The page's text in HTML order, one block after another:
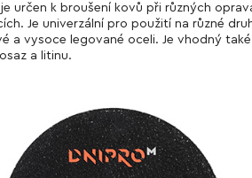
určen k broušení kovů při různých
Je univerzální pro použití na různé
a vysoce legované oceli. Je vhodný
a litinu.